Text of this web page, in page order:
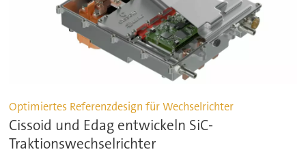
Optimiertes Referenzdesign für Wechselrichter
Cissoid und Edag entwickeln SiC-
Traktionswechselrichter